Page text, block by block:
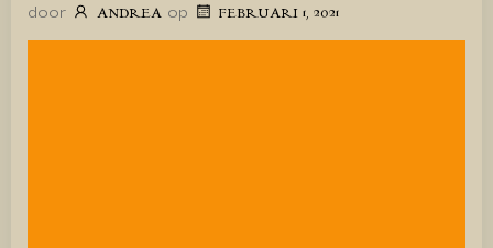
door ANDREA op FEBRUARI 1, 2021